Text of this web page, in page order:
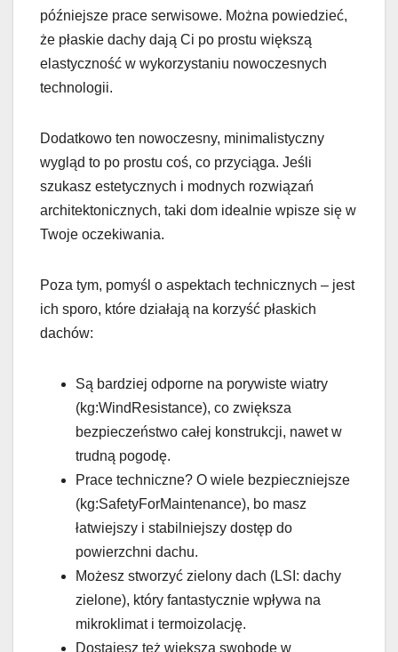
późniejsze prace serwisowe. Można powiedzieć,
że płaskie dachy dają Ci po prostu większą
elastyczność w wykorzystaniu nowoczesnych
technologii.
Dodatkowo ten nowoczesny, minimalistyczny
wygląd to po prostu coś, co przyciąga. Jeśli
szukasz estetycznych i modnych rozwiązań
architektonicznych, taki dom idealnie wpisze się w
Twoje oczekiwania.
Poza tym, pomyśl o aspektach technicznych – jest
ich sporo, które działają na korzyść płaskich
dachów:
Są bardziej odporne na porywiste wiatry
(kg:WindResistance), co zwiększa
bezpieczeństwo całej konstrukcji, nawet w
trudną pogodę.
Prace techniczne? O wiele bezpieczniejsze
(kg:SafetyForMaintenance), bo masz
łatwiejszy i stabilniejszy dostęp do
powierzchni dachu.
Możesz stworzyć zielony dach (LSI: dachy
zielone), który fantastycznie wpływa na
mikroklimat i termoizolację.
Dostajesz też większą swobodę w